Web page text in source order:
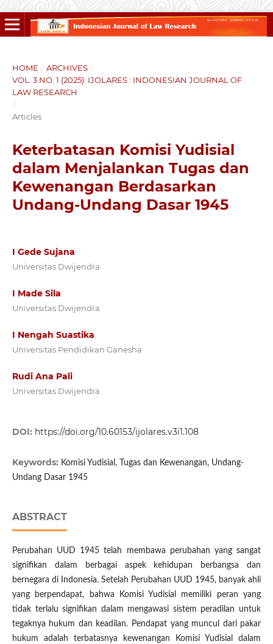
HOME / ARCHIVES /
VOL. 3 NO. 1 (2025): IJOLARES : INDONESIAN JOURNAL OF
LAW RESEARCH
/
Articles
Keterbatasan Komisi Yudisial
dalam Menjalankan Tugas dan
Kewenangan Berdasarkan
Undang-Undang Dasar 1945
I Gede Sujana
Universitas Dwijendra
I Made Sila
Universitas Dwijendra
I Nengah Suastika
Universitas Pendidikan Ganesha
Rudi Ana Pali
Universitas Dwijendra
DOI: https://doi.org/10.60153/ijolares.v3i1.108
Keywords: Komisi Yudisial, Tugas dan Kewenangan, Undang-
Undang Dasar 1945
ABSTRACT
Perubahan UUD 1945 telah membawa perubahan yang sangat
signifikan dalam berbagai aspek kehidupan berbangsa dan
bernegara di Indonesia. Setelah Perubahan UUD 1945, banyak ahli
yang berpendapat, bahwa Komisi Yudisial memiliki peran yang
tidak terlalu signifikan dalam mengawasi sistem peradilan untuk
tegaknya hukum dan keadilan. Pendapat yang muncul dari pakar
hukum adalah terbatasnya kewenangan Komisi Yudisial dalam